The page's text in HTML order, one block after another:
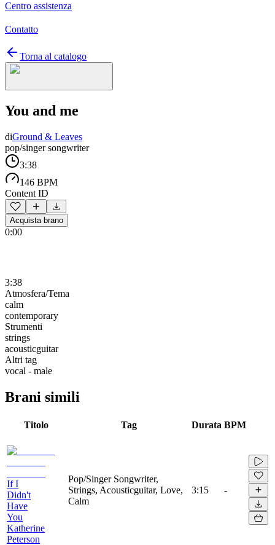
Centro assistenza
Contatto
Torna al catalogo
You and me
diGround & Leaves
pop/singer songwriter
3:38
146 BPM
Content ID
Acquista brano
0:00
3:38
Atmosfera/Tema
calm
contemporary
Strumenti
strings
acousticguitar
Altri tag
vocal - male
Brani simili
Titolo Tag Durata BPM
If I
Didn't
Have
You
Katherine
Peterson
Pop/Singer Songwriter,
Strings, Acousticguitar, Love,
Calm
3:15 -